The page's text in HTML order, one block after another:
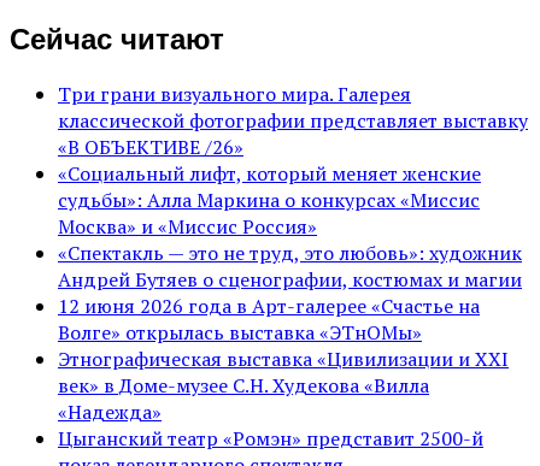
Сейчас читают
Три грани визуального мира. Галерея
классической фотографии представляет выставку
«В ОБЪЕКТИВЕ /26»
«Социальный лифт, который меняет женские
судьбы»: Алла Маркина о конкурсах «Миссис
Москва» и «Миссис Россия»
«Спектакль — это не труд, это любовь»: художник
Андрей Бутяев о сценографии, костюмах и магии
12 июня 2026 года в Арт-галерее «Счастье на
Волге» открылась выставка «ЭТнОМы»
Этнографическая выставка «Цивилизации и ХХI
век» в Доме-музее С.Н. Худекова «Вилла
«Надежда»
Цыганский театр «Ромэн» представит 2500-й